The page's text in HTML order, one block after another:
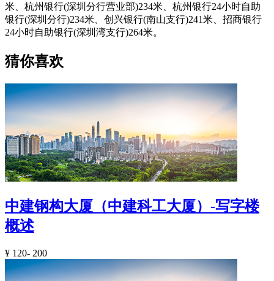
米、杭州银行(深圳分行营业部)234米、杭州银行24小时自助
银行(深圳分行)234米、创兴银行(南山支行)241米、招商银行
24小时自助银行(深圳湾支行)264米。
猜你喜欢
中建钢构大厦（中建科工大厦）-写字楼
概述
¥ 120- 200